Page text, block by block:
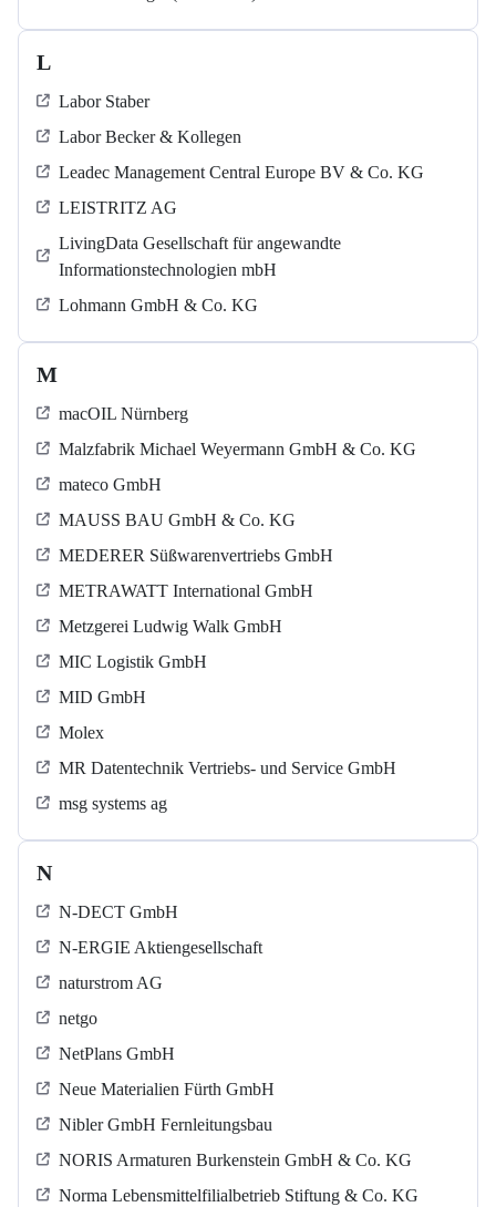
L
Labor Staber
Labor Becker & Kollegen
Leadec Management Central Europe BV & Co. KG
LEISTRITZ AG
LivingData Gesellschaft für angewandte
Informationstechnologien mbH
Lohmann GmbH & Co. KG
M
macOIL Nürnberg
Malzfabrik Michael Weyermann GmbH & Co. KG
mateco GmbH
MAUSS BAU GmbH & Co. KG
MEDERER Süßwarenvertriebs GmbH
METRAWATT International GmbH
Metzgerei Ludwig Walk GmbH
MIC Logistik GmbH
MID GmbH
Molex
MR Datentechnik Vertriebs- und Service GmbH
msg systems ag
N
N-DECT GmbH
N-ERGIE Aktiengesellschaft
naturstrom AG
netgo
NetPlans GmbH
Neue Materialien Fürth GmbH
Nibler GmbH Fernleitungsbau
NORIS Armaturen Burkenstein GmbH & Co. KG
Norma Lebensmittelfilialbetrieb Stiftung & Co. KG